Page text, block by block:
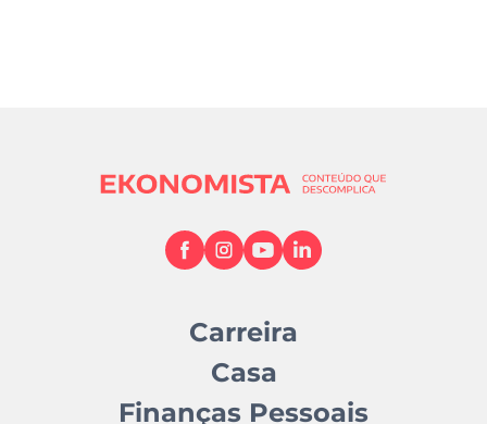
Carreira
Casa
Finanças Pessoais